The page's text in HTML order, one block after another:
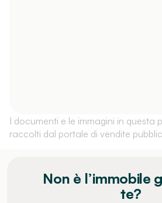
I documenti e le immagini in questa
raccolti dal portale di vendite
Non è l’immobile
te?